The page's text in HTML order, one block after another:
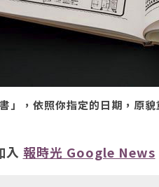
」，依照你指定的日期，原貌
入 報時光 Google News